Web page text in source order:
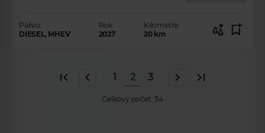
Palivo:
DIESEL, MHEV
Rok:
2027
Kilometre:
20 km
1 2 3
Celkový počet:34